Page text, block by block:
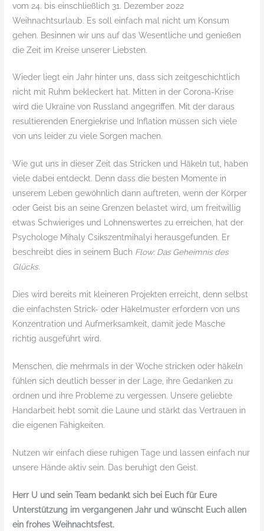
vom 24. bis einschließlich 31. Dezember 2022
Weihnachtsurlaub. Es soll einfach mal nicht um Konsum
gehen. Besinnen wir uns auf das Wesentliche und genießen
die Zeit im Kreise unserer Liebsten.
Wieder liegt ein Jahr hinter uns, dass sich zeitgeschichtlich
nicht mit Ruhm bekleckert hat. Mitten in der Corona-Krise
wird die Ukraine von Russland angegriffen. Mit der daraus
resultierenden Energiekrise und Inflation müssen sich viele
von uns leider zu viele Sorgen machen.
Wie gut uns in dieser Zeit das Stricken und Häkeln tut, haben
viele dabei entdeckt. Denn dass die besten Momente in
unserem Leben gewöhnlich dann auftreten, wenn der Körper
oder Geist bis an seine Grenzen belastet wird, um freitwillig
etwas Schwieriges und Lohnenswertes zu erreichen, hat der
Psychologe Mihaly Csikszentmihalyi herausgefunden. Er
beschreibt dies in seinem Buch Flow: Das Geheimnis des
Glücks.
Dies wird bereits mit kleineren Projekten erreicht, denn selbst
die einfachsten Strick- oder Häkelmuster erfordern von uns
Konzentration und Aufmerksamkeit, damit jede Masche
richtig ausgeführt wird.
Menschen, die mehrmals in der Woche stricken oder häkeln
fühlen sich deutlich besser in der Lage, ihre Gedanken zu
ordnen und ihre Probleme zu vergessen. Unsere geliebte
Handarbeit hebt somit die Laune und stärkt das Vertrauen in
die eigenen Fähigkeiten.
Nutzen wir einfach diese ruhigen Tage und lassen einfach nur
unsere Hände aktiv sein. Das beruhigt den Geist.
Herr U und sein Team bedankt sich bei Euch für Eure
Unterstützung im vergangenen Jahr und wünscht Euch allen
ein frohes Weihnachtsfest.